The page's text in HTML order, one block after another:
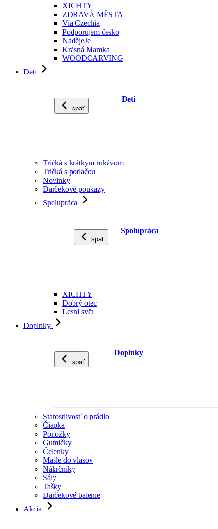
XICHTY
ZDRAVÁ MĚSTA
Via Czechia
Podporujem česko
NadějeJe
Krásná Mamka
WOODCARVING
Deti
späť
Deti
Tričká s krátkym rukávom
Tričká s potlačou
Novinky
Darčekové poukazy
Spolupráca
späť
Spolupráca
XICHTY
Dobrý otec
Lesní svět
Doplnky
späť
Doplnky
Starostlivosť o prádlo
Čiapka
Ponožky
Gumičky
Čelenky
Mašle do vlasov
Nákrčníky
Šály
Tašky
Darčekové balenie
Akcia